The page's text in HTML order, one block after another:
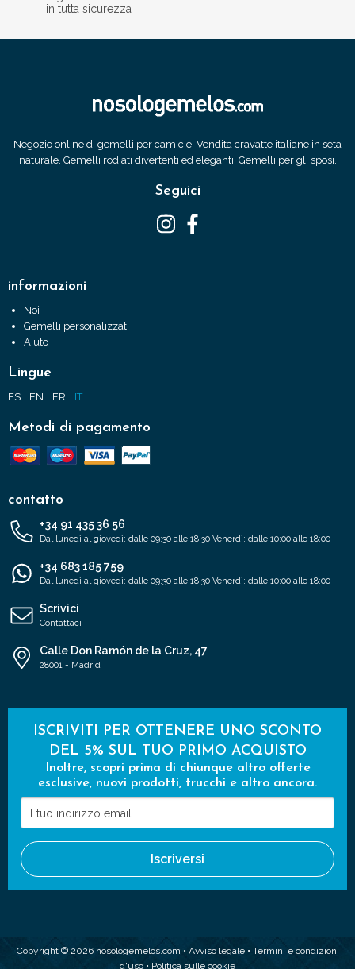
in tutta sicurezza
Negozio online di gemelli per camicie. Vendita cravatte italiane in seta
naturale. Gemelli rodiati divertenti ed eleganti. Gemelli per gli sposi.
Seguici
informazioni
Noi
Gemelli personalizzati
Aiuto
Lingue
ES EN FR IT
Metodi di pagamento
contatto
+34 91 435 36 56
Dal lunedì al giovedì: dalle 09:30 alle 18:30 Venerdì: dalle 10:00 alle 18:00
+34 683 185 759
Dal lunedì al giovedì: dalle 09:30 alle 18:30 Venerdì: dalle 10:00 alle 18:00
Scrivici
Contattaci
Calle Don Ramón de la Cruz, 47
28001 - Madrid
ISCRIVITI PER OTTENERE UNO SCONTO
DEL 5% SUL TUO PRIMO ACQUISTO
Inoltre, scopri prima di chiunque altro offerte
esclusive, nuovi prodotti, trucchi e altro ancora.
tuo
indirizzo
email
Iscriversi
Copyright © 2026 nosologemelos.com • Avviso legale• Termini e condizioni
d'uso • Politica sulle cookie